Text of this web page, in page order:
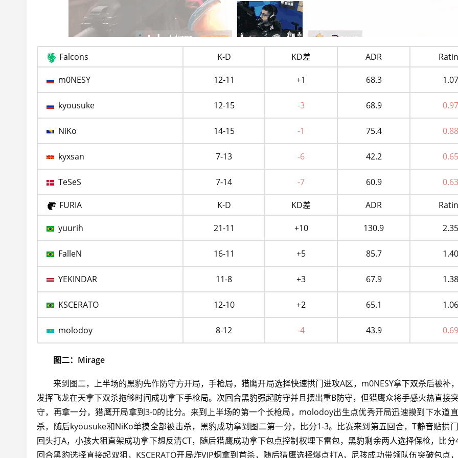
Falcons K-D KD差 ADR
m0NESY 12-11 +1 68.3 1.07
kyousuke 12-15 -3 68.9 0.97
NiKo 14-15 -1 75.4 0.88
kyxsan 7-13 -6 42.2 0.65
TeSeS 7-14 -7 60.9 0.63
FURIA K-D KD差 ADR
yuurih 21-11 +10 130.9 2.35
FalleN 16-11 +5 85.7 1.40
YEKINDAR 11-8 +3 67.9 1.38
KSCERATO 12-10 +2 65.1 1.06
molodoy 8-12 -4 43.9 0.69
图二：Mirage
来到图二，上半场的黑豹先作防守方开局，手枪局，猎鹰开局选择快速拱门进攻A区，m0NESY拿下双杀后被补
发挥飞龙在天拿下双杀拖够时间成功拿下手枪局。次回合黑豹强起防守并且摆出重B防守，但猎鹰众将手感火热直接
守，再拿一分，猎鹰开局拿到3-0的比分。来到上半场的第一个长枪局，molodoy出生点优秀开局迅速摸到下水道
杀，随后kyousuke和NiKo单摸全部被击杀，黑豹成功拿到图二第一分，比分1-3。比赛来到第五回合，T静音贴拱
回头打A，小孩大狙直架成功拿下想反清CT，随后猎鹰成功拿下包点控制权埋下雷包，黑豹剩余两人选择保枪，比分
回合黑豹选择直接起双狙，KSCERATO开局炸VIP烟拿到首杀，随后猎鹰选择爆点打A，尼孩成功带领队伍突破包点